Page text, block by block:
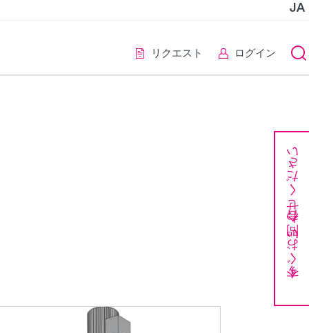
JA
リクエスト ログイン
今すぐお問い合わせください